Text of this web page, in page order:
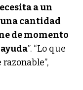
a un
cantidad
de momento
”. “Lo que